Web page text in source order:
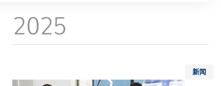
屑
2025
新闻